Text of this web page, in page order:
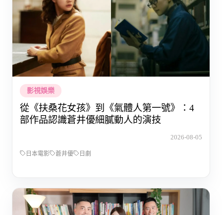
影視娛樂
從《扶桑花女孩》到《氣體人第一號》：4
部作品認識蒼井優細膩動人的演技
2026-08-05
日本電影 蒼井優 日劇